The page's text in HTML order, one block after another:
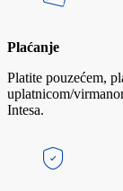
Plaćanje
Platite pouzećem,
uplatnicom/
Intesa.